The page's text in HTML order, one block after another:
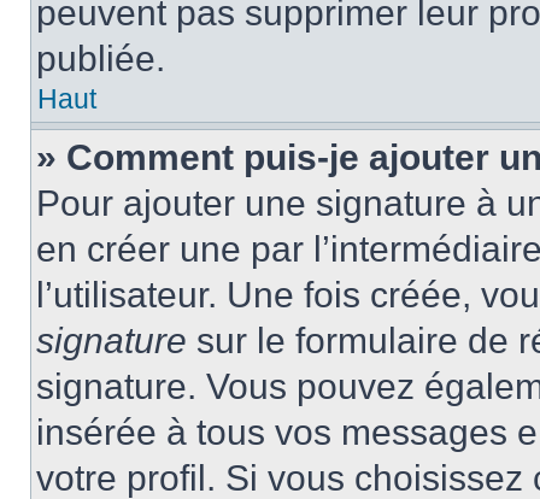
peuvent pas supprimer leur
publiée.
Haut
» Comment puis-je ajouter
Pour ajouter une signature à
en créer une par
l’utilisateur. Une fois créée,
signature sur le formulaire de
signature. Vous pouvez
insérée à tous vos messages
votre profil. Si vous